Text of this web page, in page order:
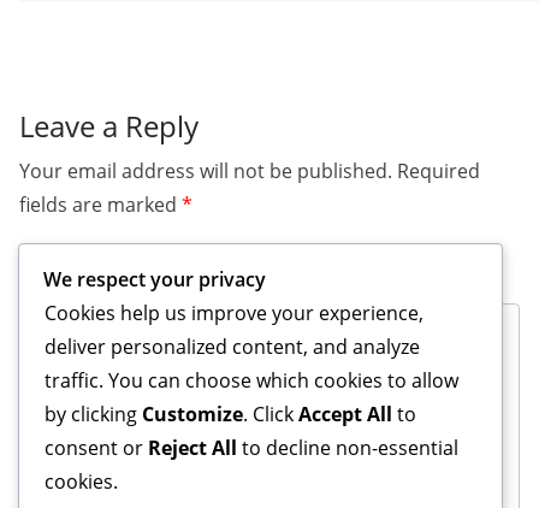
Leave a Reply
Your email address will not be published. Required
fields are marked *
Comment*
We respect your privacy
Cookies help us improve your experience,
deliver personalized content, and analyze
traffic. You can choose which cookies to allow
by clicking Customize. ClickAccept All to
consent or Reject All to decline non-essential
cookies.